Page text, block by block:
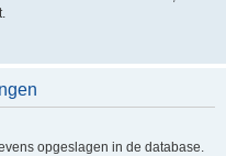
opgeslagen in de database.